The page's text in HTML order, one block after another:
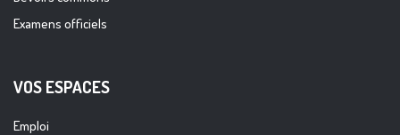
Examens officiels
VOS ESPACES
Emploi